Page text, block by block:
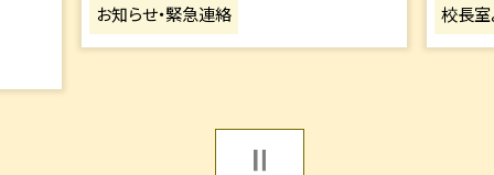
お知らせ・緊急連絡
校長室